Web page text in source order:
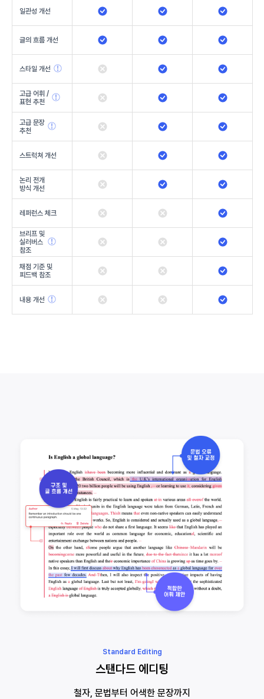
일관성 개선
글의 흐름 개선
스타일 개선
고급 어휘 /
표현 추천
고급 문장
추천
스트럭쳐 개선
논리 전개
방식 개선
레퍼런스 체크
브리프 및
실러버스
참조
채점 기준 및
피드백 참조
내용 개선
Standard Editing
스탠다드 에디팅
철자, 문법부터 어색한 문장까지